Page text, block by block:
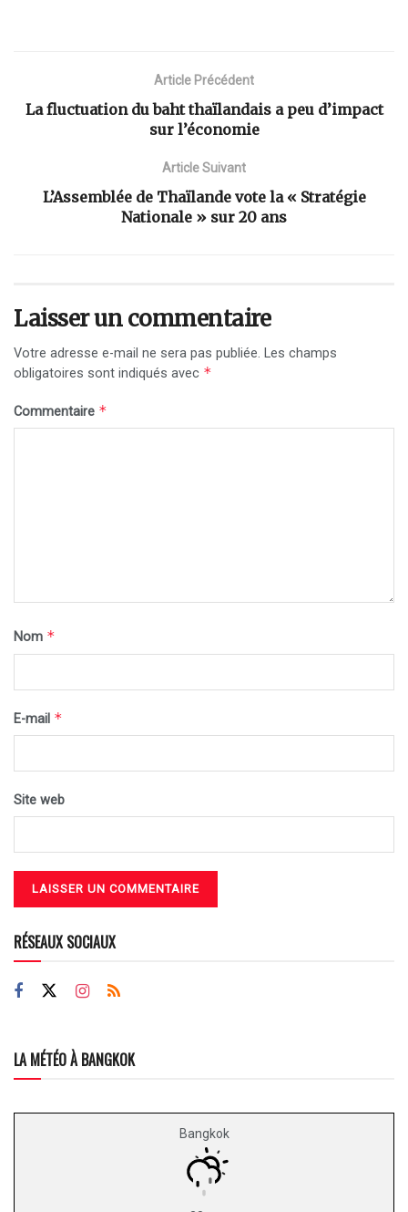
Article Précédent
La fluctuation du baht thaïlandais a peu d’impact
sur l’économie
Article Suivant
L’Assemblée de Thaïlande vote la « Stratégie
Nationale » sur 20 ans
Laisser un commentaire
Votre adresse e-mail ne sera pas publiée. Les champs
obligatoires sont indiqués avec *
Commentaire *
Nom *
E-mail *
Site web
RÉSEAUX SOCIAUX
LA MÉTÉO À BANGKOK
Bangkok